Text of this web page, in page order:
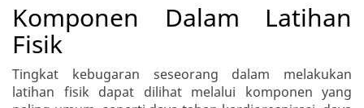
Komponen Dalam Latihan
Fisik
Tingkat kebugaran seseorang dalam melakukan
latihan fisik dapat dilihat melalui komponen yang